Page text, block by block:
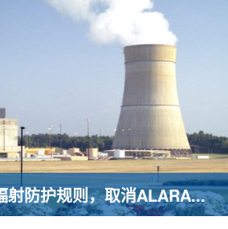
院表示，该院是韩国首...
美国核管会拟调整辐射防护规则，取消ALARA要求引发安全争议